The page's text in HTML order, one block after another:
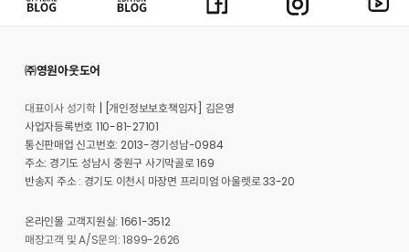
㈜영원아웃도어
대표이사 성기학
[개인정보보호책임자] 김은영
사업자등록번호 110-81-27101
통신판매업 신고번호: 2013-경기성남-0984
주소: 경기도 성남시 중원구 사기막골로 169
반송지 주소 : 경기도 이천시 마장면 프리미엄 아울렛로 33-20
온라인몰 고객지원실: 1661-3512
매장고객 및 A/S문의: 1899-2626